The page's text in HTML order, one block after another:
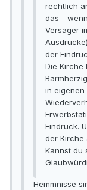
rechtlich
das -
Versager
der
Die Kirche
in eigenen
Eindruck.
der Kirche
Kannst du
Hemmnisse